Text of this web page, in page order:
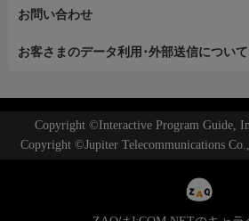
お問い合わせ
お客さまのデータ利用･外部送信について
Copyright ©Interactive Program Guide,
Copyright ©Jupiter Telecommunications